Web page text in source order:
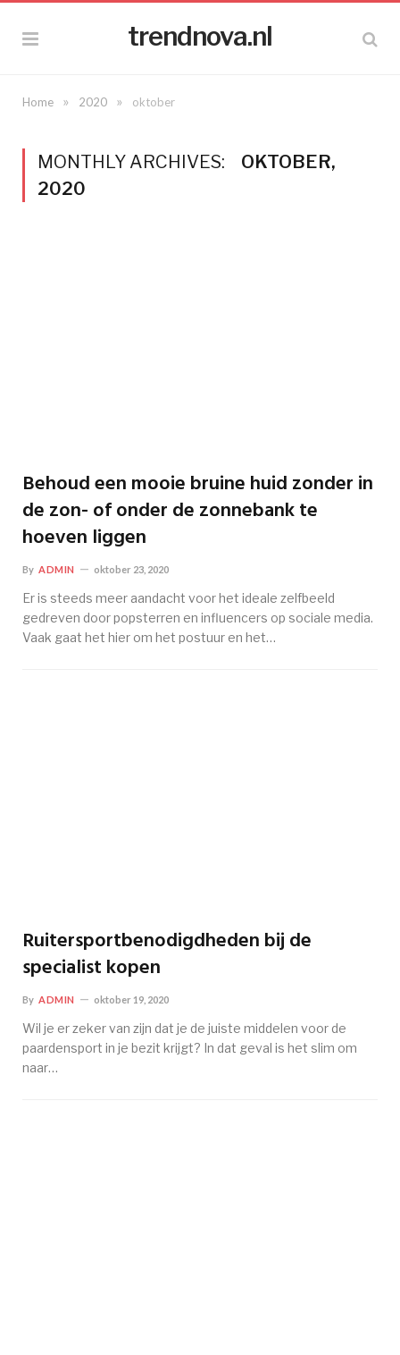
trendnova.nl
Home » 2020 » oktober
MONTHLY ARCHIVES:
OKTOBER,
2020
Behoud een mooie bruine huid zonder in
de zon- of onder de zonnebank te
hoeven liggen
By ADMIN oktober 23, 2020
Er is steeds meer aandacht voor het ideale zelfbeeld
gedreven door popsterren en influencers op sociale media.
Vaak gaat het hier om het postuur en het…
Ruitersportbenodigdheden bij de
specialist kopen
By ADMIN oktober 19, 2020
Wil je er zeker van zijn dat je de juiste middelen voor de
paardensport in je bezit krijgt? In dat geval is het slim om
naar…